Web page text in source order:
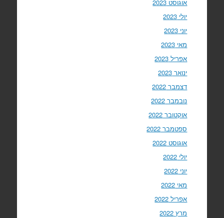
אוגוסט 2023
יולי 2023
יוני 2023
מאי 2023
אפריל 2023
ינואר 2023
דצמבר 2022
נובמבר 2022
אוקטובר 2022
ספטמבר 2022
אוגוסט 2022
יולי 2022
יוני 2022
מאי 2022
אפריל 2022
מרץ 2022